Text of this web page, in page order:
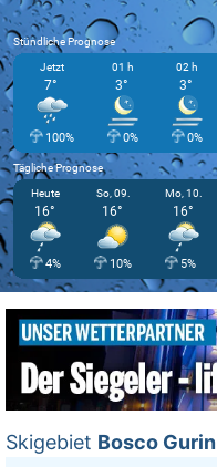
Stündliche Prognose
Jetzt
7°
100%
01 h
3°
0%
02 h
3°
0%
Tägliche Prognose
Heute
16°
4%
So, 09.
16°
10%
Mo, 10.
16°
5%
Skigebiet Bosco Gurin